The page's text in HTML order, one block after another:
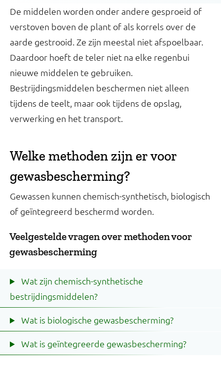
De middelen worden onder andere gesproeid of
verstoven boven de plant of als korrels over de
aarde gestrooid. Ze zijn meestal niet afspoelbaar.
Daardoor hoeft de teler niet na elke regenbui
nieuwe middelen te gebruiken.
Bestrijdingsmiddelen beschermen niet alleen
tijdens de teelt, maar ook tijdens de opslag,
verwerking en het transport.
Welke methoden zijn er voor
gewasbescherming?
Gewassen kunnen chemisch-synthetisch, biologisch
of geïntegreerd beschermd worden.
Veelgestelde vragen over methoden voor
gewasbescherming
Wat zijn chemisch-synthetische
bestrijdingsmiddelen?
Wat is biologische gewasbescherming?
Wat is geïntegreerde gewasbescherming?